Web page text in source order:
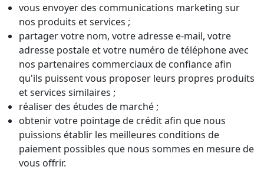
vous envoyer des communications marketing sur
nos produits et services ;
partager votre nom, votre adresse e-mail, votre
adresse postale et votre numéro de téléphone avec
nos partenaires commerciaux de confiance afin
qu'ils puissent vous proposer leurs propres produits
et services similaires ;
réaliser des études de marché ;
obtenir votre pointage de crédit afin que nous
puissions établir les meilleures conditions de
paiement possibles que nous sommes en mesure de
vous offrir.